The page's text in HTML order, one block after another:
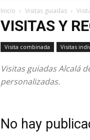
Inicio Visitas guiadas
VISITAS Y
Visita combinada Visitas
Visitas guiadas Alcalá
personalizadas.
No hay